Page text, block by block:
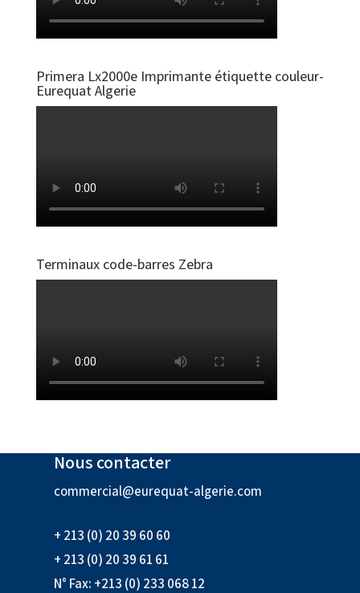
Primera Lx2000e Imprimante étiquette couleur-
Eurequat Algerie
Terminaux code-barres Zebra
Nous contacter
commercial@eurequat-algerie.com
+ 213 (0) 20 39 60 60
+ 213 (0) 20 39 61 61
N° Fax: +213 (0) 233 068 12